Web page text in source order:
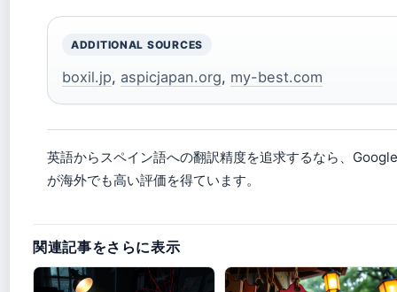
ADDITIONAL SOURCES
boxil.jp, aspicjapan.org, my-best.com
英語からスペイン語への翻訳精度を追求するなら、
が海外でも高い評価を得ています。
関連記事をさらに表示